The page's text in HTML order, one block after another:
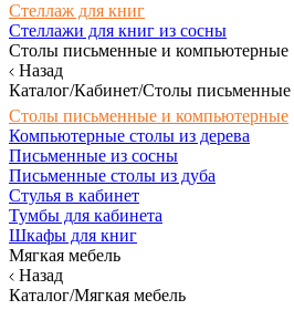
Стеллаж для книг
Стеллажи для книг из сосны
Столы письменные и компьютерные
Назад
Каталог/Кабинет/Столы
Столы письменные и компьютерные
Компьютерные столы из дерева
Письменные из сосны
Письменные столы из дуба
Стулья в кабинет
Тумбы для кабинета
Шкафы для книг
Мягкая мебель
Назад
Каталог/Мягкая мебель